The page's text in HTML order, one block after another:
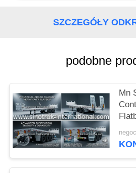
SITEMAP
POLITYKA
PRYWATNOŚCI
SZCZEGÓŁY
podobne
Mn